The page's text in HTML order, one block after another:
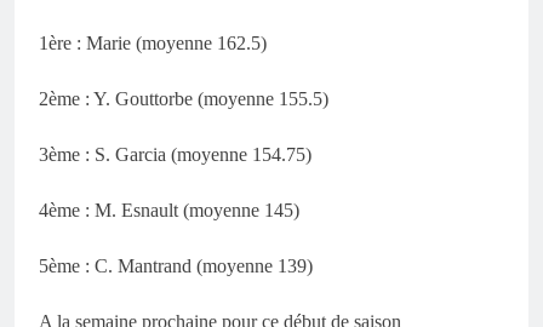
1ère : Marie (moyenne 162.5)
2ème : Y. Gouttorbe (moyenne 155.5)
3ème : S. Garcia (moyenne 154.75)
4ème : M. Esnault (moyenne 145)
5ème : C. Mantrand (moyenne 139)
A la semaine prochaine pour ce début de saison